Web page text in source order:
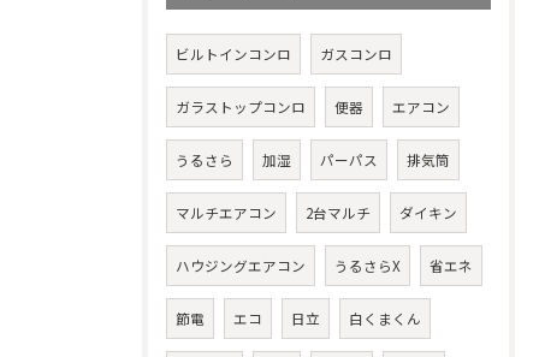
ビルトインコンロ ガスコンロ
ガラストップコンロ 便器 エアコン
うるさら 加湿 パーパス 排気筒
マルチエアコン 2台マルチ ダイキン
ハウジングエアコン うるさらX 省エネ
節電 エコ 日立 白くまくん